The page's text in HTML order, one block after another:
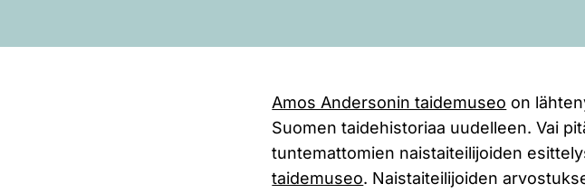
Amos Andersonin taidemuseo on
Suomen taidehistoriaa uudelleen. Vai
tuntemattomien naistaiteilijoiden
taidemuseo. Naistaiteilijoiden